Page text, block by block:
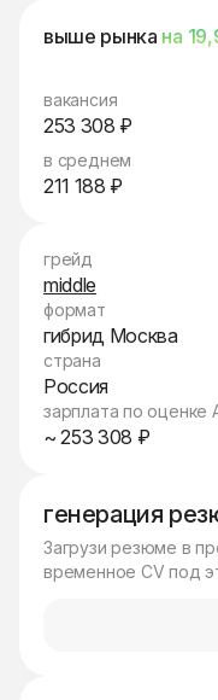
выше рынка на
вакансия
253 308 ₽
в среднем
211 188 ₽
генерация
Загрузи резюме в
временное CV под
грейд
middle
формат
гибрид Москва
страна
Россия
зарплата по оценке
~ 253 308 ₽